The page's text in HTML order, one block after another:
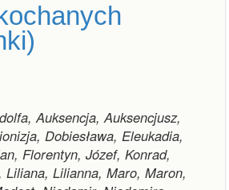
Auksencja, Auksencjusz,
Dobiesława, Eleukadia,
Florentyn, Józef, Konrad,
Liliana, Lilianna, Maro, Maron,